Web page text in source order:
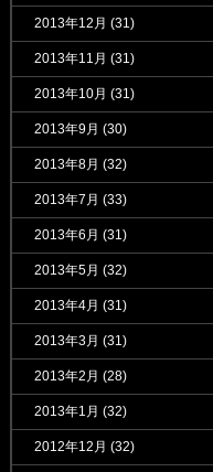
2013年12月 (31)
2013年11月 (31)
2013年10月 (31)
2013年9月 (30)
2013年8月 (32)
2013年7月 (33)
2013年6月 (31)
2013年5月 (32)
2013年4月 (31)
2013年3月 (31)
2013年2月 (28)
2013年1月 (32)
2012年12月 (32)